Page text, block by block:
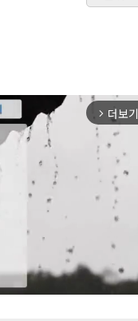
arrow_forward_ios 더보기